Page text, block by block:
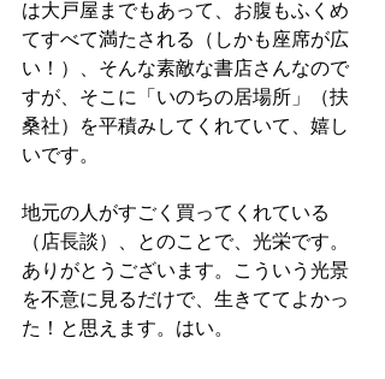
は大戸屋までもあって、お腹もふくめ
てすべて満たされる（しかも座席が広
い！）、そんな素敵な書店さんなので
すが、そこに「いのちの居場所」（扶
桑社）を平積みしてくれていて、嬉し
いです。
地元の人がすごく買ってくれている
（店長談）、とのことで、光栄です。
ありがとうございます。こういう光景
を不意に見るだけで、生きててよかっ
た！と思えます。はい。